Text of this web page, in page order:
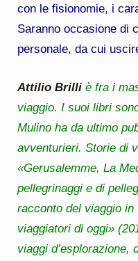
con le fisionomie, i
Saranno occasione di
personale, da cui
Attilio Brilliè fra i
viaggio. I suoi libri
Mulino ha da ultimo
avventurieri. Storie di
«Gerusalemme, La
pellegrinaggi e di
racconto del viaggio
viaggiatori di oggi»
viaggi d’esplorazione,